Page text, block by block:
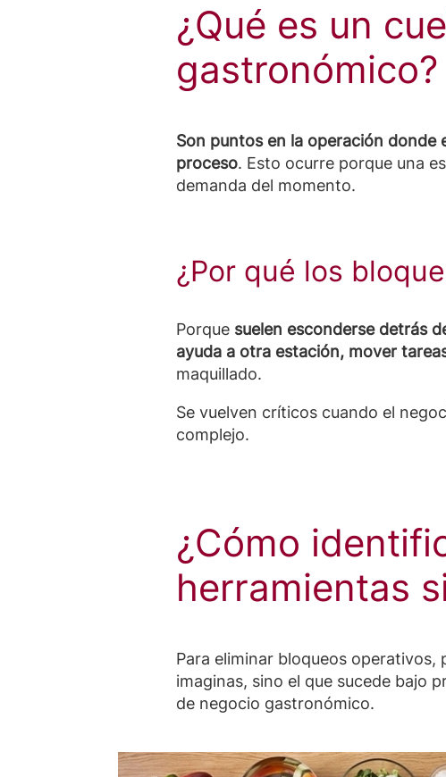
¿Qué es un
gastronómico?
Son puntos en la operación donde
proceso. Esto ocurre porque una
demanda del momento.
¿Por qué los
Porque suelen esconderse detrás
ayuda a otra estación, mover
maquillado.
Se vuelven críticos cuando el
complejo.
¿Cómo
herramientas
Para eliminar bloqueos operativos,
imaginas, sino el que sucede bajo
de negocio gastronómico.